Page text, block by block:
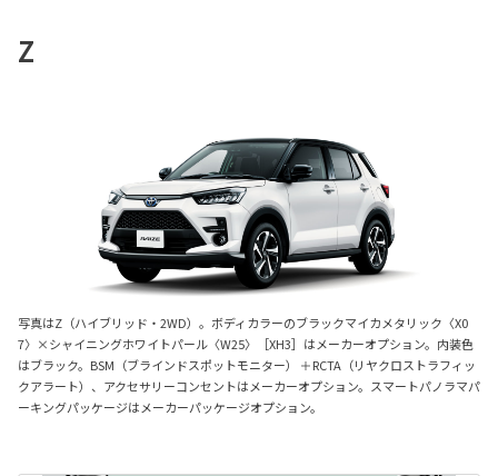
Z
写真はZ（ハイブリッド・2WD）。ボディカラーのブラックマイカメタリック〈X0
7〉×シャイニングホワイトパール〈W25〉［XH3］はメーカーオプション。内装色
はブラック。BSM（ブラインドスポットモニター） ＋RCTA（リヤクロストラフィッ
クアラート）、アクセサリーコンセントはメーカーオプション。スマートパノラマパ
ーキングパッケージはメーカーパッケージオプション。